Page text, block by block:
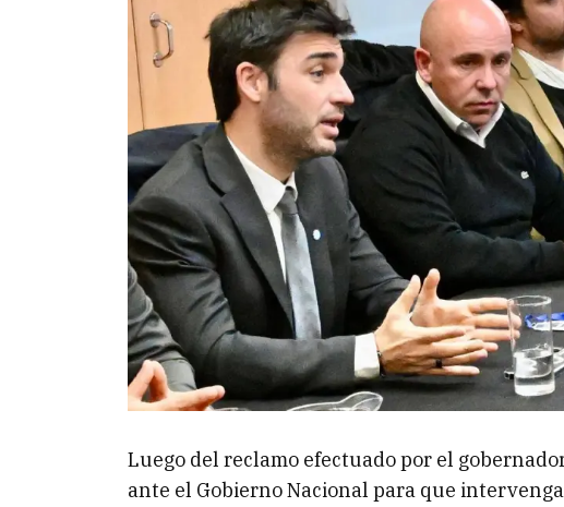
Luego del reclamo efectuado por el
ante el Gobierno Nacional para que